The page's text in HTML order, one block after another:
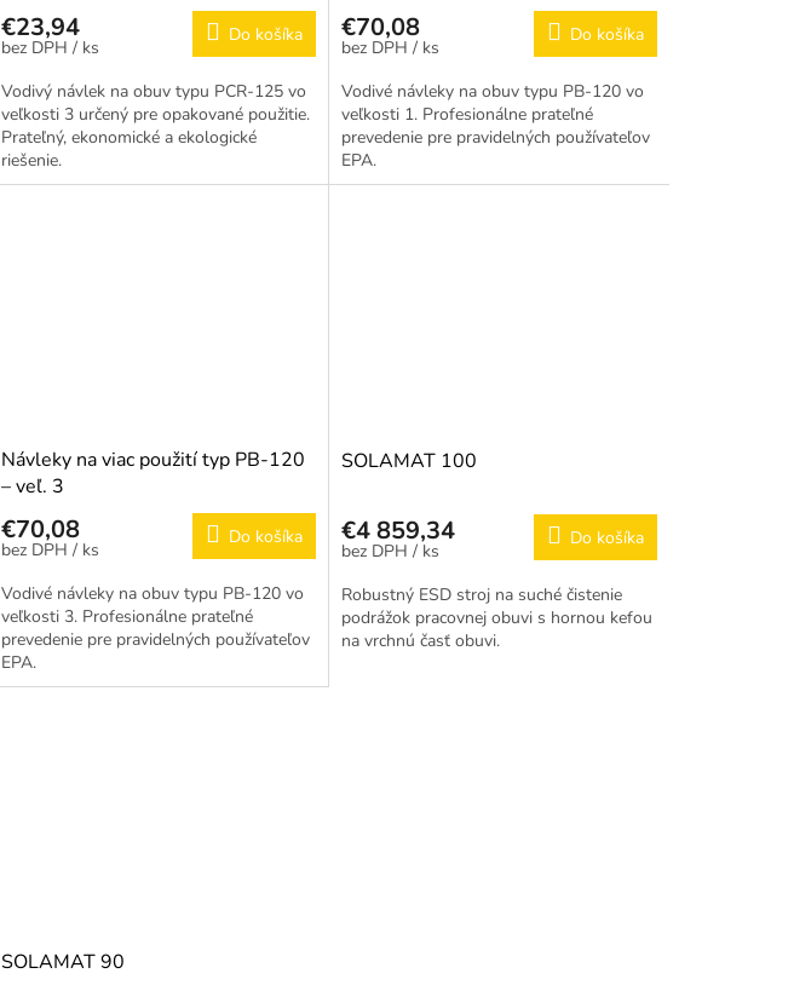
€23,94
/ ks
Do košíka
Vodivý návlek na obuv typu PCR-125 vo
veľkosti 3 určený pre opakované použitie.
Prateľný, ekonomické a ekologické
riešenie.
€70,08
/ ks
Do košíka
Vodivé návleky na obuv typu PB-120 vo
veľkosti 1. Profesionálne prateľné
prevedenie pre pravidelných používateľov
EPA.
Návleky na viac použití typ PB-120
– veľ. 3
€70,08
/ ks
Do košíka
Vodivé návleky na obuv typu PB-120 vo
veľkosti 3. Profesionálne prateľné
prevedenie pre pravidelných používateľov
EPA.
SOLAMAT 100
€4 859,34
/ ks
Do košíka
Robustný ESD stroj na suché čistenie
podrážok pracovnej obuvi s hornou kefou
na vrchnú časť obuvi.
SOLAMAT 90